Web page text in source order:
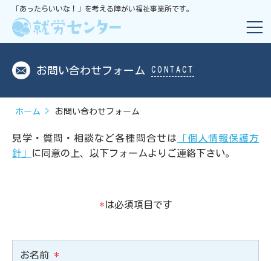
「あったらいいな！」を考える障がい福祉事業所です。
お問い合わせフォーム CONTACT
ホーム お問い合わせフォーム
見学・質問・相談など各種問合せは
「個人情報保護方
針」
に同意の上、 以下フォームよりご連絡下さい。
*は必須項目です
お名前 *